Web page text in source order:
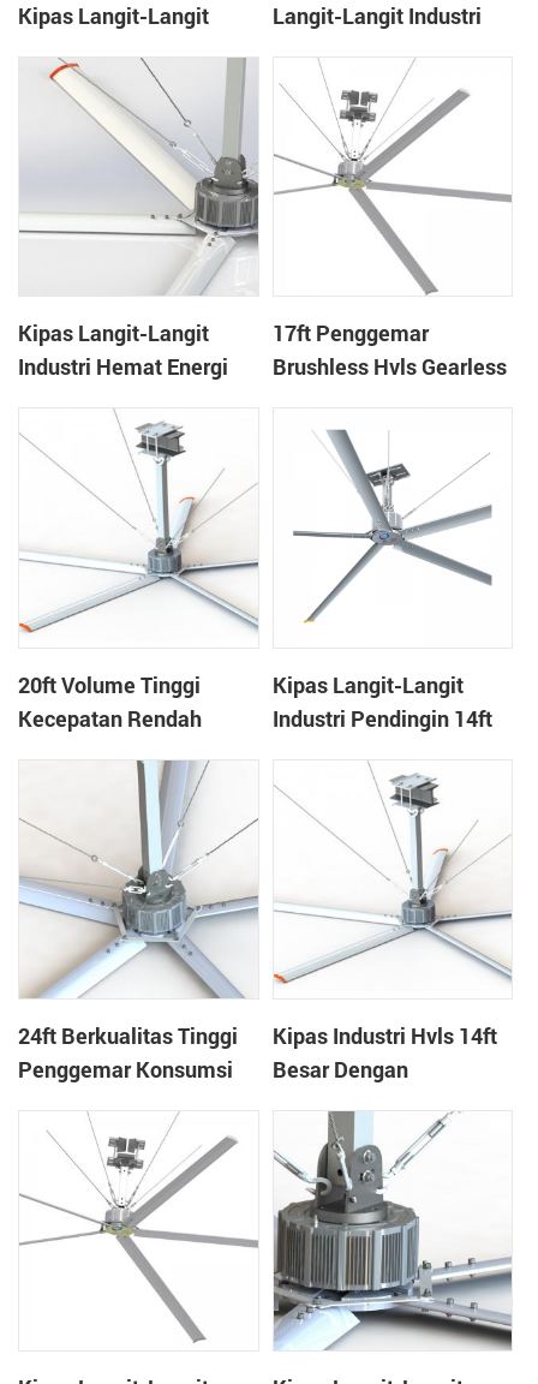
Kipas Langit-Langit
Pabrik
Langit-Langit Industri
Kipas Langit-Langit
Industri Hemat Energi
24ft
17ft Penggemar
Brushless Hvls Gearless
20ft Volume Tinggi
Kecepatan Rendah
Penggemar Hvls Untuk
Pabrik
Kipas Langit-Langit
Industri Pendingin 14ft
Rumah Sapi
24ft Berkualitas Tinggi
Penggemar Konsumsi
Gimnasium
Kipas Industri Hvls 14ft
Besar Dengan
Volume Udara Tinggi